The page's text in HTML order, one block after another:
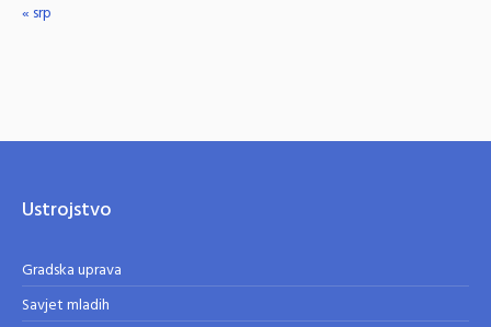
« srp
Ustrojstvo
Gradska uprava
Savjet mladih